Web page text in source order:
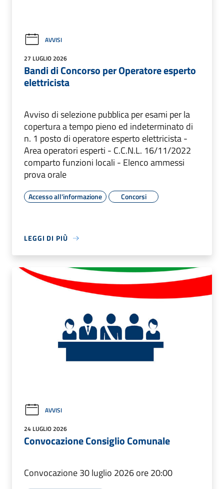
AVVISI
27 LUGLIO 2026
Bandi di Concorso per Operatore esperto
elettricista
Avviso di selezione pubblica per esami per la
copertura a tempo pieno ed indeterminato di
n. 1 posto di operatore esperto elettricista -
Area operatori esperti - C.C.N.L. 16/11/2022
comparto funzioni locali - Elenco ammessi
prova orale
Accesso all'informazione Concorsi
LEGGI DI PIÙ
AVVISI
24 LUGLIO 2026
Convocazione Consiglio Comunale
Convocazione 30 luglio 2026 ore 20:00